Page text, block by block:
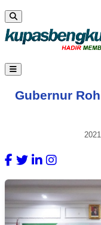
Gubernur